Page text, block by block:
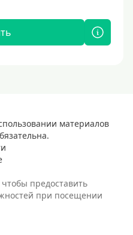
материалов
предоставить
при посещении